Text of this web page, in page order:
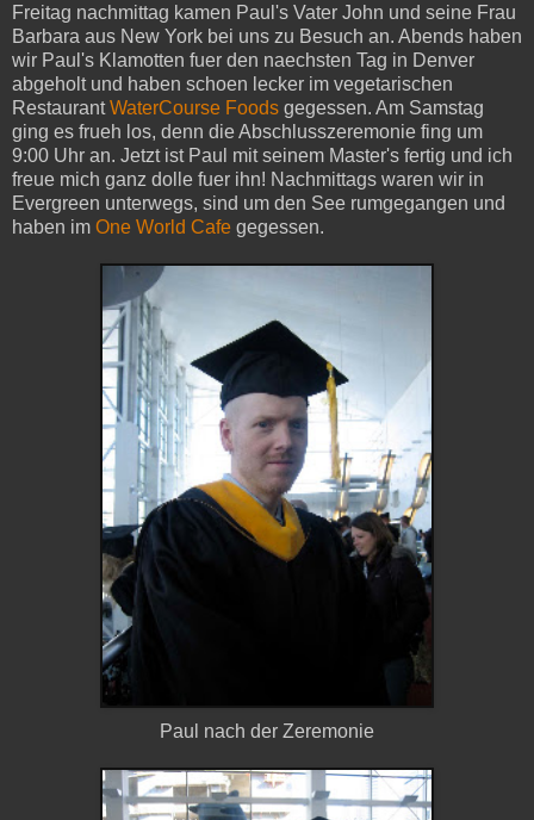
Freitag nachmittag kamen Paul's Vater John und seine Frau
Barbara aus New York bei uns zu Besuch an. Abends haben
wir Paul's Klamotten fuer den naechsten Tag in Denver
abgeholt und haben schoen lecker im vegetarischen
RestaurantWaterCourse Foods gegessen. Am Samstag
ging es frueh los, denn die Abschlusszeremonie fing um
9:00 Uhr an. Jetzt ist Paul mit seinem Master's fertig und ich
freue mich ganz dolle fuer ihn! Nachmittags waren wir in
Evergreen unterwegs, sind um den See rumgegangen und
haben im One World Cafe gegessen.
Paul nach der Zeremonie